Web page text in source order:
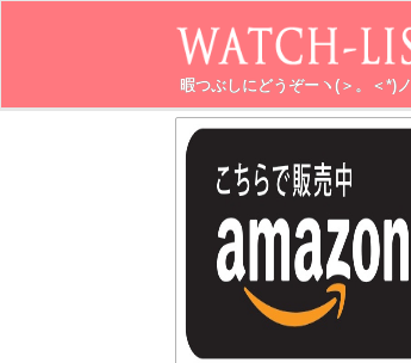
暇つぶしにどうぞーヽ(＞。＜*)ノ